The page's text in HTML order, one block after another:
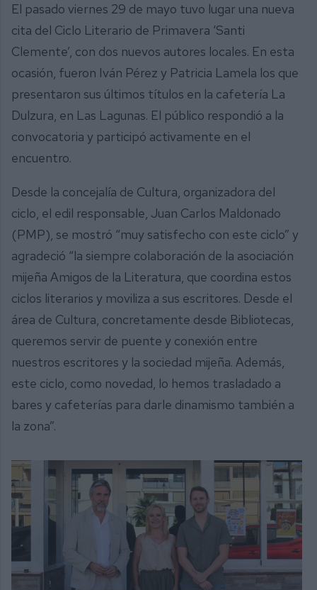
El pasado viernes 29 de mayo tuvo lugar una nueva
cita del Ciclo Literario de Primavera ‘Santi
Clemente’, con dos nuevos autores locales. En esta
ocasión, fueron Iván Pérez y Patricia Lamela los que
presentaron sus últimos títulos en la cafetería La
Dulzura, en Las Lagunas. El público respondió a la
convocatoria y participó activamente en el
encuentro.
Desde la concejalía de Cultura, organizadora del
ciclo, el edil responsable, Juan Carlos Maldonado
(PMP), se mostró “muy satisfecho con este ciclo” y
agradeció “la siempre colaboración de la asociación
mijeña Amigos de la Literatura, que coordina estos
ciclos literarios y moviliza a sus escritores. Desde el
área de Cultura, concretamente desde Bibliotecas,
queremos servir de puente y conexión entre
nuestros escritores y la sociedad mijeña. Además,
este ciclo, como novedad, lo hemos trasladado a
bares y cafeterías para darle dinamismo también a
la zona”.